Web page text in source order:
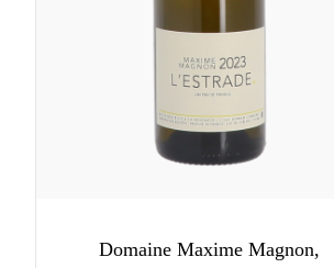
Domaine Maxime Magnon,